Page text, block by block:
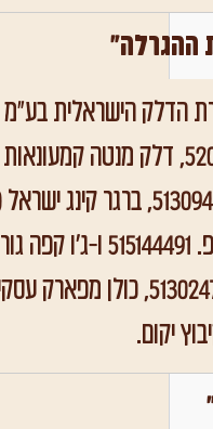
ההגרלה"
הדלק הישראלית
520018946, דלק מנטה
בע"מ ח.פ. 515144491 ו-
ח.פ. 513024794, כולן